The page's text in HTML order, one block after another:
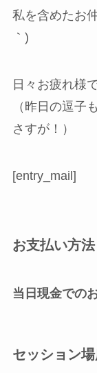
私を含めたお
｀)
日々お疲れ様
（昨日の逗子
さすが！）
[entry_mail]
お支払い方法
当日現金での
セッション